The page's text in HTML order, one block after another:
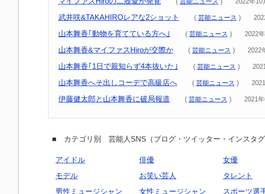
武井咲&TAKAHIROレアな2ショット ( 芸能ニュース ) 2022
山本舞香｢動物を育てている方へ｣ ( 芸能ニュース ) 2022年
山本舞香&マイファスHiroが交際か ( 芸能ニュース ) 2022年
山本舞香｢1日で親知らず4本抜いた｣ ( 芸能ニュース ) 2021
山本舞香へそ出しコーデで高級店へ ( 芸能ニュース ) 2021
伊藤健太郎と山本舞香に破局報道 ( 芸能ニュース ) 2021年
■ カテゴリ別 芸能人SNS（ブログ・ツイッター・インスタ
アイドル 俳優 女優
モデル
お笑い芸人 タレント
男性ミュージシャン
女性ミュージシャン スポーツ選